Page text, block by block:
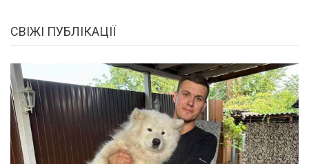
СВІЖІ ПУБЛІКАЦІЇ